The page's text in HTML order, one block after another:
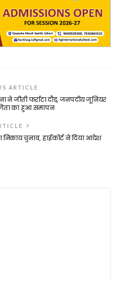
ARTICLE
ने जीती फर्राटा दौड़, जनपदीय जूनियर
का हुआ समापन
चुनाव, हाईकोर्ट ने दिया आदेश